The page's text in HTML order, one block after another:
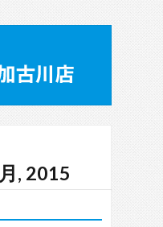
, 2015